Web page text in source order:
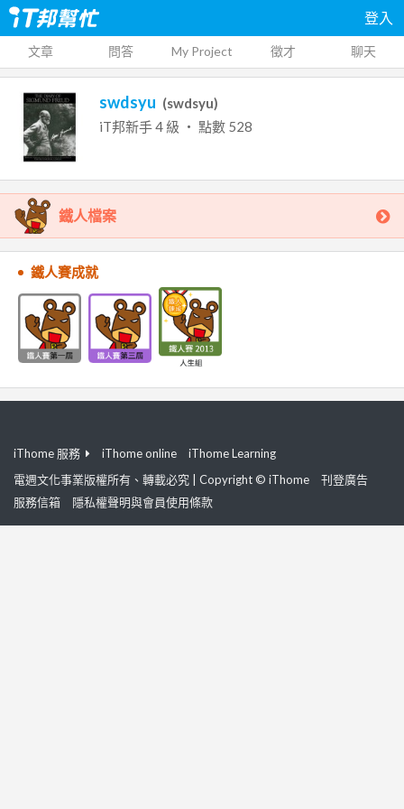
登入
文章 問答 My Project 徵才 聊天
swdsyu (swdsyu)
iT邦新手4 級 ‧ 點數 528
鐵人檔案
鐵人賽成就
iThome 服務 iThome online
iThome Learning
電週文化事業版權所有、轉載必究 | Copyright © iThome
刊登廣告
服務信箱
隱私權聲明與會員使用條款